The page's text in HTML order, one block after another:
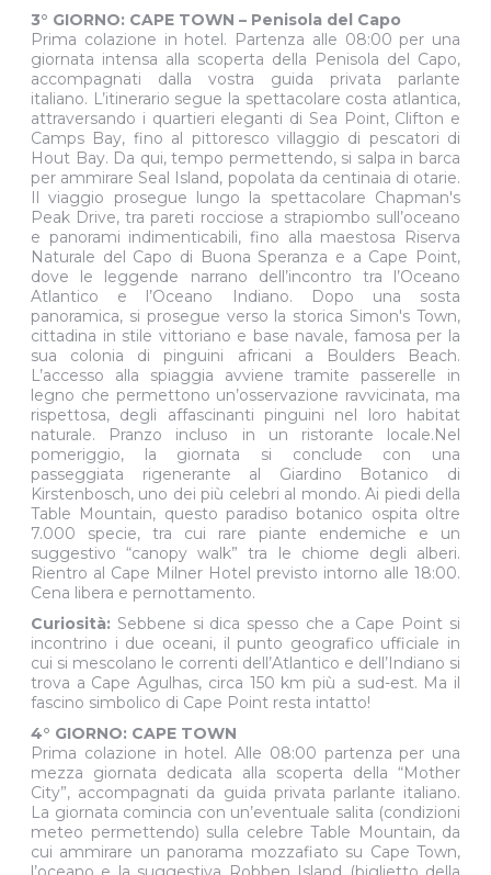
3° GIORNO: CAPE TOWN – Penisola del Capo
Prima colazione in hotel. Partenza alle 08:00 per una
giornata intensa alla scoperta della Penisola del Capo,
accompagnati dalla vostra guida privata parlante
italiano. L’itinerario segue la spettacolare costa atlantica,
attraversando i quartieri eleganti di Sea Point, Clifton e
Camps Bay, fino al pittoresco villaggio di pescatori di
Hout Bay. Da qui, tempo permettendo, si salpa in barca
per ammirare Seal Island, popolata da centinaia di otarie.
Il viaggio prosegue lungo la spettacolare Chapman's
Peak Drive, tra pareti rocciose a strapiombo sull’oceano
e panorami indimenticabili, fino alla maestosa Riserva
Naturale del Capo di Buona Speranza e a Cape Point,
dove le leggende narrano dell’incontro tra l’Oceano
Atlantico e l’Oceano Indiano. Dopo una sosta
panoramica, si prosegue verso la storica Simon's Town,
cittadina in stile vittoriano e base navale, famosa per la
sua colonia di pinguini africani a Boulders Beach.
L’accesso alla spiaggia avviene tramite passerelle in
legno che permettono un’osservazione ravvicinata, ma
rispettosa, degli affascinanti pinguini nel loro habitat
naturale. Pranzo incluso in un ristorante locale.Nel
pomeriggio, la giornata si conclude con una
passeggiata rigenerante al Giardino Botanico di
Kirstenbosch, uno dei più celebri al mondo. Ai piedi della
Table Mountain, questo paradiso botanico ospita oltre
7.000 specie, tra cui rare piante endemiche e un
suggestivo “canopy walk” tra le chiome degli alberi.
Rientro al Cape Milner Hotel previsto intorno alle 18:00.
Cena libera e pernottamento.
Curiosità: Sebbene si dica spesso che a Cape Point si
incontrino i due oceani, il punto geografico ufficiale in
cui si mescolano le correnti dell’Atlantico e dell’Indiano si
trova a Cape Agulhas, circa 150 km più a sud-est. Ma il
fascino simbolico di Cape Point resta intatto!
4° GIORNO: CAPE TOWN
Prima colazione in hotel. Alle 08:00 partenza per una
mezza giornata dedicata alla scoperta della “Mother
City”, accompagnati da guida privata parlante italiano.
La giornata comincia con un’eventuale salita (condizioni
meteo permettendo) sulla celebre Table Mountain, da
cui ammirare un panorama mozzafiato su Cape Town,